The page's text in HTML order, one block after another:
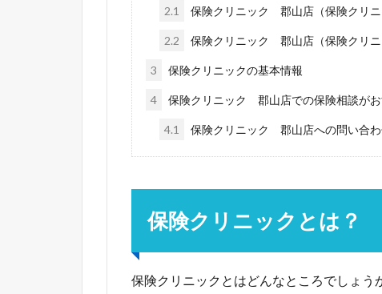
2.1 保険クリニック 郡山店（保険クリ
2.2 保険クリニック 郡山店（保険クリ
3 保険クリニックの基本情報
4 保険クリニック 郡山店での保険相談がお
4.1 保険クリニック 郡山店への問い合
保険クリニックとは？
保険クリニックとはどんなところでしょ